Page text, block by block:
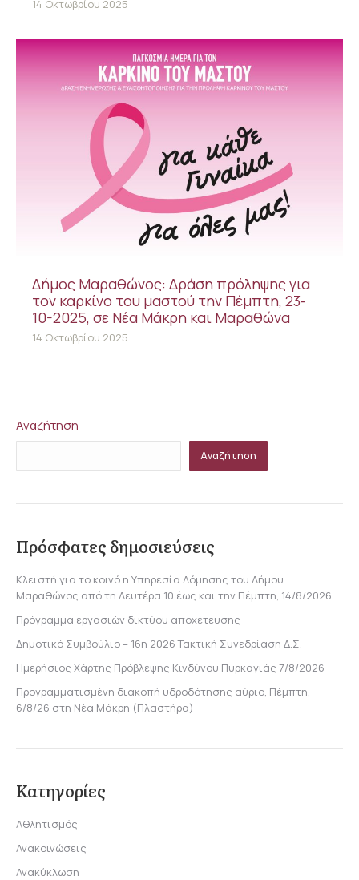
14 Οκτωβρίου 2025
Δήμος Μαραθώνος: Δράση πρόληψης για
τον καρκίνο του μαστού την Πέμπτη, 23-
10-2025, σε Νέα Μάκρη και Μαραθώνα
14 Οκτωβρίου 2025
Αναζήτηση
Αναζήτηση
Πρόσφατες δημοσιεύσεις
Κλειστή για το κοινό η Υπηρεσία Δόμησης του Δήμου
Μαραθώνος από τη Δευτέρα 10 έως και την Πέμπτη, 14/8/2026
Πρόγραμμα εργασιών δικτύου αποχέτευσης
Δημοτικό Συμβούλιο – 16η 2026 Τακτική Συνεδρίαση Δ.Σ.
Ημερήσιος Χάρτης Πρόβλεψης Κινδύνου Πυρκαγιάς 7/8/2026
Προγραμματισμένη διακοπή υδροδότησης αύριο, Πέμπτη,
6/8/26 στη Νέα Μάκρη (Πλαστήρα)
Κατηγορίες
Αθλητισμός
Ανακοινώσεις
Ανακύκλωση